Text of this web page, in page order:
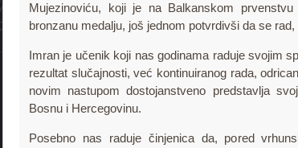
Mujezinoviću, koji je na Balkanskom
bronzanu medalju, još jednom potvrdivši da se
Imran je učenik koji nas godinama raduje svojim
rezultat slučajnosti, već kontinuiranog rada,
novim nastupom dostojanstveno predstavlja
Bosnu i Hercegovinu.
Posebno nas raduje činjenica da, pored